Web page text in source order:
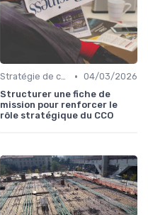
Stratégie de communication d’entreprise • 04/03/2026
Structurer une fiche de
mission pour renforcer le
rôle stratégique du CCO